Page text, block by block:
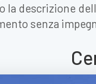
la descrizione
senza